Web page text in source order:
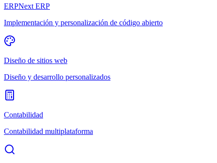
ERPNext ERP
Implementación y personalización de código abierto
Diseño de sitios web
Diseño y desarrollo personalizados
Contabilidad
Contabilidad multiplataforma